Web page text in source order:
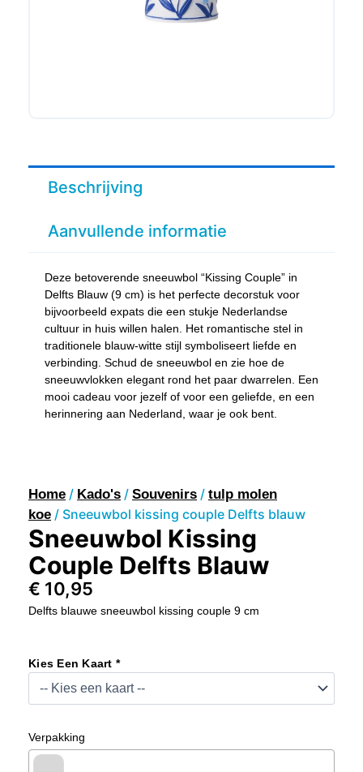
Beschrijving
Aanvullende informatie
Deze betoverende sneeuwbol “Kissing Couple” in
Delfts Blauw (9 cm) is het perfecte decorstuk voor
bijvoorbeeld expats die een stukje Nederlandse
cultuur in huis willen halen. Het romantische stel in
traditionele blauw-witte stijl symboliseert liefde en
verbinding. Schud de sneeuwbol en zie hoe de
sneeuwvlokken elegant rond het paar dwarrelen. Een
mooi cadeau voor jezelf of voor een geliefde, en een
herinnering aan Nederland, waar je ook bent.
Home / Kado's / Souvenirs / tulp molen
koe / Sneeuwbol kissing couple Delfts blauw
Sneeuwbol Kissing
Couple Delfts Blauw
€ 10,95
Delfts blauwe sneeuwbol kissing couple 9 cm
Kies Een Kaart *
Verpakking
Kissing
Couple
Delfts
Blauw